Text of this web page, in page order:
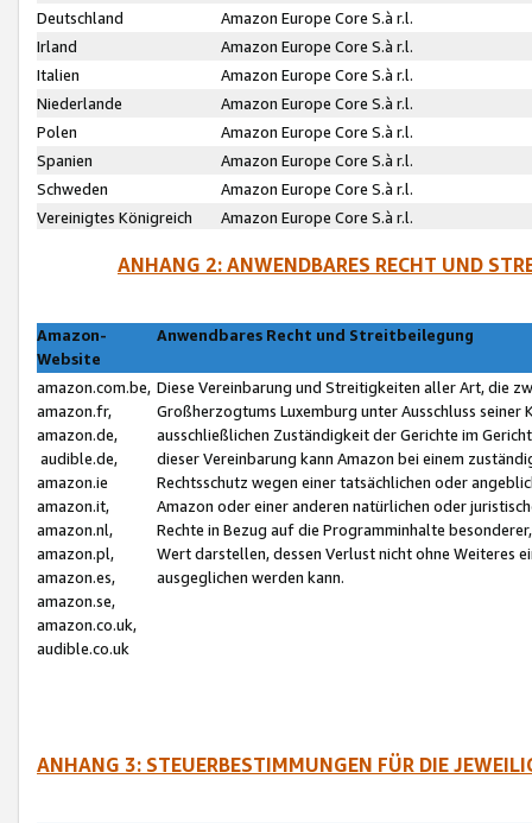
Deutschland
Amazon Europe Core S.à r.l.
Irland
Amazon Europe Core S.à r.l.
Italien
Amazon Europe Core S.à r.l.
Niederlande
Amazon Europe Core S.à r.l.
Polen
Amazon Europe Core S.à r.l.
Spanien
Amazon Europe Core S.à r.l.
Schweden
Amazon Europe Core S.à r.l.
Vereinigtes Königreich
Amazon Europe Core S.à r.l.
ANHANG 2: ANWENDBARES RECHT UND
Amazon-
Website
Anwendbares Recht und Streitbeilegung
amazon.com.be,
amazon.fr,
amazon.de,
audible.de,
amazon.ie
amazon.it,
amazon.nl,
amazon.pl,
amazon.es,
amazon.se,
amazon.co.uk,
audible.co.uk
Diese Vereinbarung und Streitigkeiten aller Art, die
Großherzogtums Luxemburg unter Ausschluss
ausschließlichen Zuständigkeit der Gerichte im
dieser Vereinbarung kann Amazon bei einem
Rechtsschutz wegen einer tatsächlichen oder
Amazon oder einer anderen natürlichen oder
Rechte in Bezug auf die Programminhalte
Wert darstellen, dessen Verlust nicht ohne Weiteres
ausgeglichen werden kann.
ANHANG 3: STEUERBESTIMMUNGEN FÜR DIE